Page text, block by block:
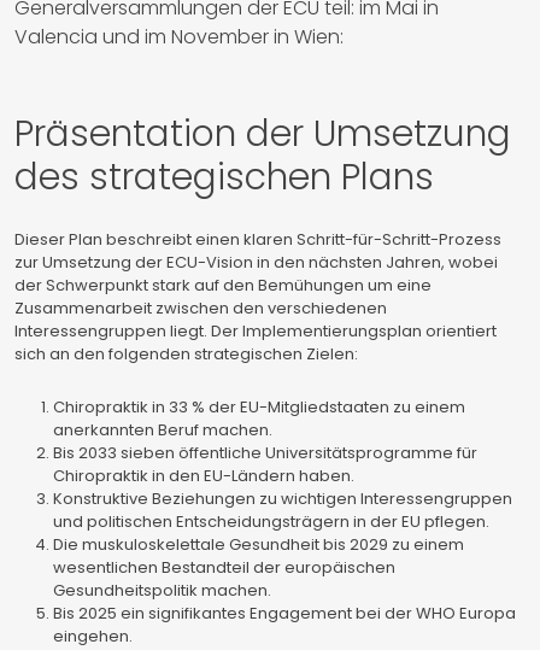
Generalversammlungen der ECU teil: im Mai in
Valencia und im November in Wien:
Präsentation der Umsetzung
des strategischen Plans
Dieser Plan beschreibt einen klaren Schritt-für-Schritt-Prozess
zur Umsetzung der ECU-Vision in den nächsten Jahren, wobei
der Schwerpunkt stark auf den Bemühungen um eine
Zusammenarbeit zwischen den verschiedenen
Interessengruppen liegt. Der Implementierungsplan orientiert
sich an den folgenden strategischen Zielen:
Chiropraktik in 33 % der EU-Mitgliedstaaten zu einem
anerkannten Beruf machen.
Bis 2033 sieben öffentliche Universitätsprogramme für
Chiropraktik in den EU-Ländern haben.
Konstruktive Beziehungen zu wichtigen Interessengruppen
und politischen Entscheidungsträgern in der EU pflegen.
Die muskuloskelettale Gesundheit bis 2029 zu einem
wesentlichen Bestandteil der europäischen
Gesundheitspolitik machen.
Bis 2025 ein signifikantes Engagement bei der WHO Europa
eingehen.